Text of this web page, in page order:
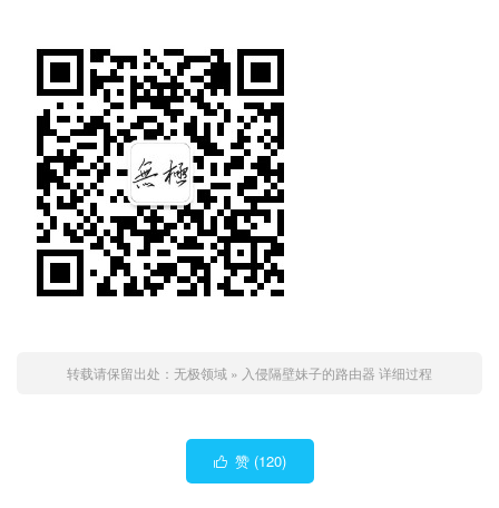
转载请保留出处： 无极领域 » 入侵隔壁妹子的路由器 详细过程
 赞 (120)